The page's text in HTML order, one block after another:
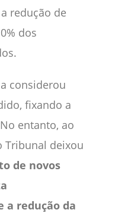
redução de
dos
considerou
fixando a
entanto, ao
Tribunal deixou
de novos
redução da